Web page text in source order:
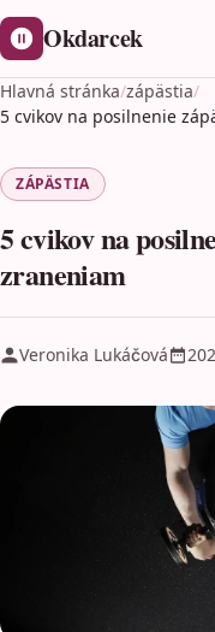
Okdarcek
Hlavná stránka/zápästia/
5 cvikov na posilnenie
ZÁPÄSTIA
5 cvikov na
zraneniam
Veronika Lukáčová